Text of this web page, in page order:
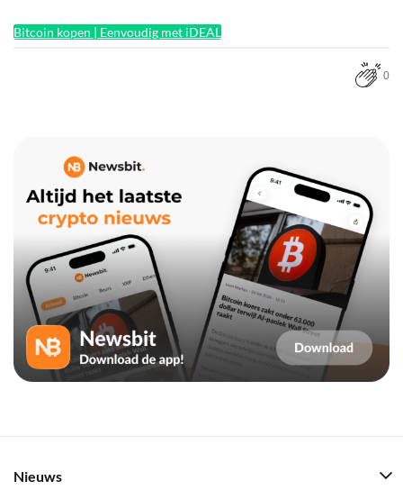
Bitcoin kopen | Eenvoudig met iDEAL
0
Nieuws